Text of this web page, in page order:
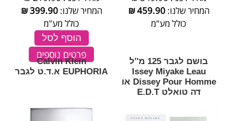
המחיר שלנו:459.90
₪
כולל מע"מ
המחיר שלנו:399.90
₪
כולל מע"מ
הוסף לסל
פרטים נוספים
בושם לגבר 125 מ''ל
Issey Miyake Leau
Dissey Pour Homme או
דה טואלט E.D.T
Calvin Klein
EUPHORIA א.ד.ט לגבר